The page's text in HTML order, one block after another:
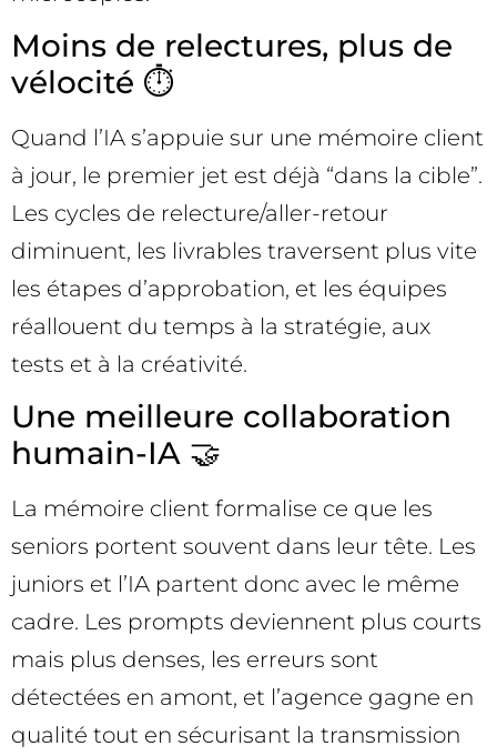
Moins de relectures, plus de
vélocité ⏱️
Quand l’IA s’appuie sur une mémoire client
à jour, le premier jet est déjà “dans la cible”.
Les cycles de relecture/aller-retour
diminuent, les livrables traversent plus vite
les étapes d’approbation, et les équipes
réallouent du temps à la stratégie, aux
tests et à la créativité.
Une meilleure collaboration
humain-IA 🤝
La mémoire client formalise ce que les
seniors portent souvent dans leur tête. Les
juniors et l’IA partent donc avec le même
cadre. Les prompts deviennent plus courts
mais plus denses, les erreurs sont
détectées en amont, et l’agence gagne en
qualité tout en sécurisant la transmission